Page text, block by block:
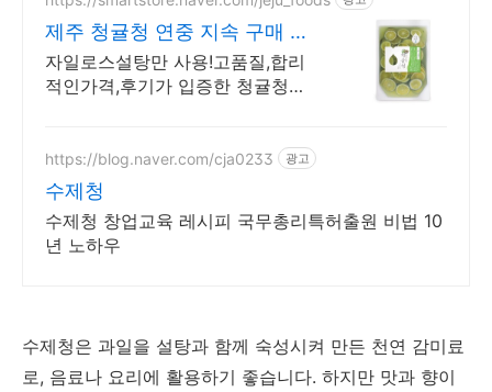
제주 청귤청 연중 지속 구매 가
능
자일로스설탕만 사용!고품질,합리
적인가격,후기가 입증한 청귤청맛
https://blog.naver.com/cja0233 광고
수제청
수제청 창업교육 레시피 국무총리특허출원 비법 10
년 노하우
수제청은 과일을 설탕과 함께 숙성시켜 만든 천연 감미료
로, 음료나 요리에 활용하기 좋습니다. 하지만 맛과 향이